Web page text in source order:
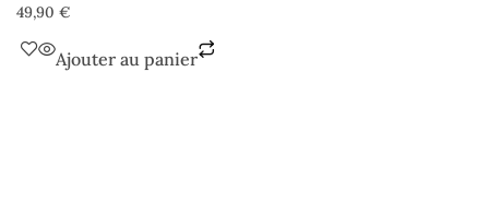
49,90 €
Ajouter au panier